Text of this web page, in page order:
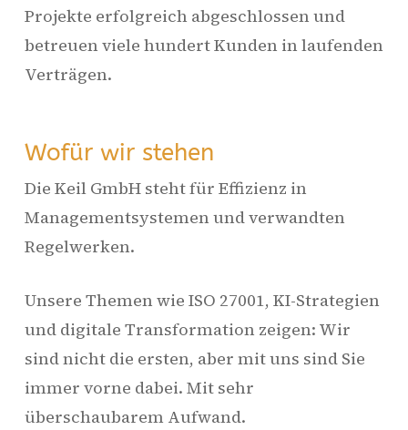
Projekte erfolgreich abgeschlossen und
betreuen viele hundert Kunden in laufenden
Verträgen.
Wofür wir stehen
Die Keil GmbH steht für Effizienz in
Managementsystemen und verwandten
Regelwerken.
Unsere Themen wie ISO 27001, KI-Strategien
und digitale Transformation zeigen: Wir
sind nicht die ersten, aber mit uns sind Sie
immer vorne dabei. Mit sehr
überschaubarem Aufwand.